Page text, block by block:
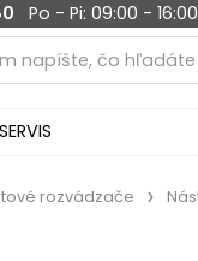
Po - Pi: 09:00 - 16:00
SERVIS
rozvádzače